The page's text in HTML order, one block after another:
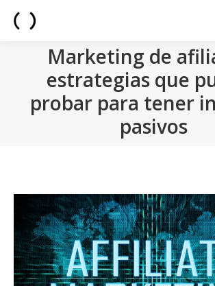
Marketing de
estrategias que
probar para tener
pasivos